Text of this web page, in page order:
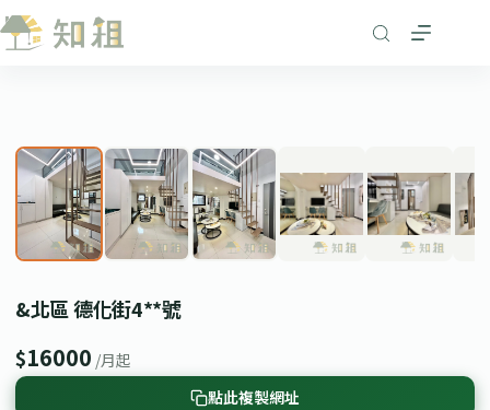
跳
至
&北區 德化街4**號
$16000 /月起
點此複製網址